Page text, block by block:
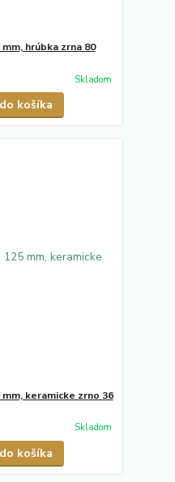
hrúbka zrna 80
Skladom
košíka
keramicke zrno 36
Skladom
košíka